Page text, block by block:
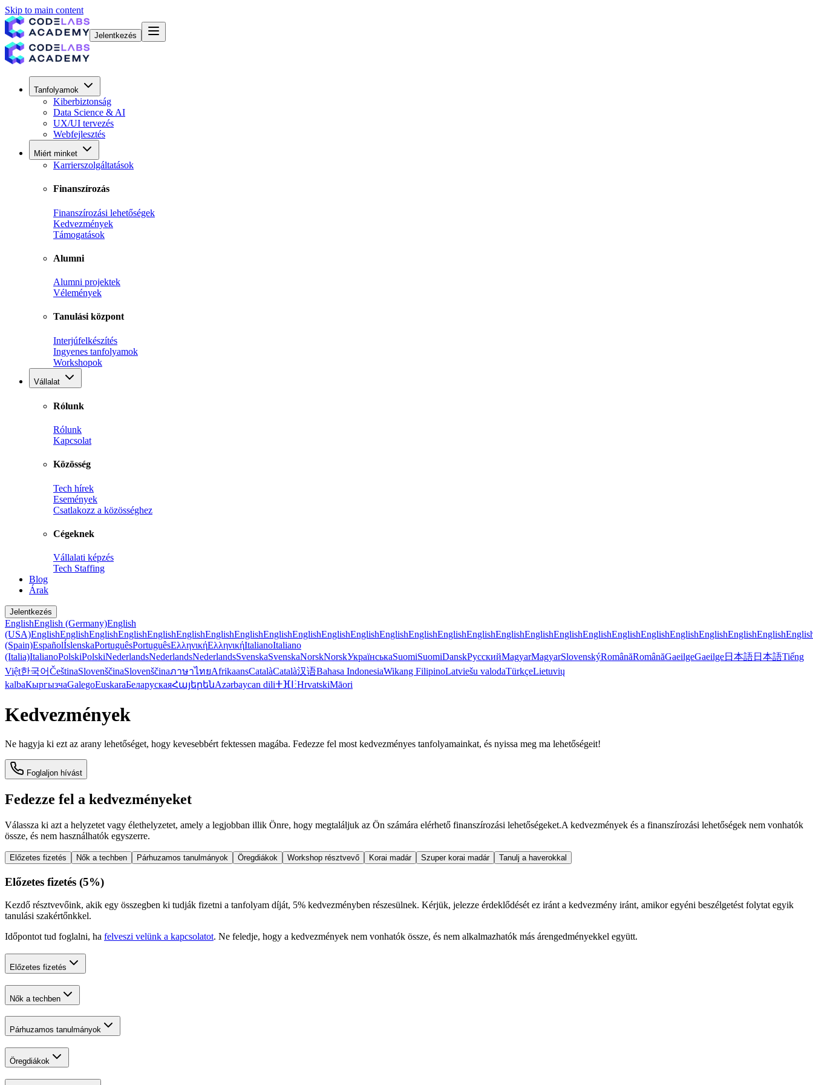
Skip to main content
Jelentkezés
Tanfolyamok
Kiberbiztonság
Data Science & AI
UX/UI tervezés
Webfejlesztés
Miért minket
Karrierszolgáltatások
Finanszírozás
Finanszírozási lehetőségek
Kedvezmények
Támogatások
Alumni
Alumni projektek
Vélemények
Tanulási központ
Interjúfelkészítés
Ingyenes tanfolyamok
Workshopok
Vállalat
Rólunk
Rólunk
Kapcsolat
Közösség
Tech hírek
Események
Csatlakozz a közösséghez
Cégeknek
Vállalati képzés
Tech Staffing
Blog
Árak
Jelentkezés
EnglishEnglish (Germany)English
(USA)EnglishEnglishEnglishEnglishEnglishEnglishEnglishEnglishEnglishEnglishEnglishEnglishEnglishEnglishEnglishEnglishEnglishEnglishEnglishEnglishEnglishEnglishEnglishEnglishEnglishEnglish
(Spain)EspañolÍslenskaPortuguêsPortuguêsΕλληνικήΕλληνικήItalianoItaliano
(Italia)ItalianoPolskiPolskiNederlandsNederlandsNederlandsSvenskaSvenskaNorskNorskУкраїнськаSuomiSuomiDanskРусскийMagyarMagyarSlovenskýRomânăRomânăGaeilgeGaeilge日本語日本語Tiếng
Việt한국어ČeštinaSlovenščinaSlovenščinaภาษาไทยAfrikaansCatalàCatalà汉语Bahasa IndonesiaWikang FilipinoLatviešu valodaTürkçeLietuvių
kalbaКыргызчаGalegoEuskaraБеларускаяՀայերենAzərbaycan diliⵜⴼⵏⵗHrvatskiMāori
Kedvezmények
Ne hagyja ki ezt az arany lehetőséget, hogy kevesebbért fektessen magába. Fedezze fel most kedvezményes tanfolyamainkat, és nyissa meg ma lehetőségeit!
Foglaljon hívást
Fedezze fel a kedvezményeket
Válassza ki azt a helyzetet vagy élethelyzetet, amely a legjobban illik Önre, hogy megtaláljuk az Ön számára elérhető finanszírozási lehetőségeket.A kedvezmények és a finanszírozási lehetőségek nem vonhatók
össze, és nem használhatók egyszerre.
Előzetes fizetés Nők a techben Párhuzamos tanulmányok Öregdiákok Workshop résztvevő Korai madár Szuper korai madár Tanulj a haverokkal
Előzetes fizetés (5%)
Kezdő résztvevőink, akik egy összegben ki tudják fizetni a tanfolyam díját, 5% kedvezményben részesülnek. Kérjük, jelezze érdeklődését ez iránt a kedvezmény iránt, amikor egyéni beszélgetést folytat egyik
tanulási szakértőnkkel.
Időpontot tud foglalni, ha felveszi velünk a kapcsolatot. Ne feledje, hogy a kedvezmények nem vonhatók össze, és nem alkalmazhatók más árengedményekkel együtt.
Előzetes fizetés
Nők a techben
Párhuzamos tanulmányok
Öregdiákok